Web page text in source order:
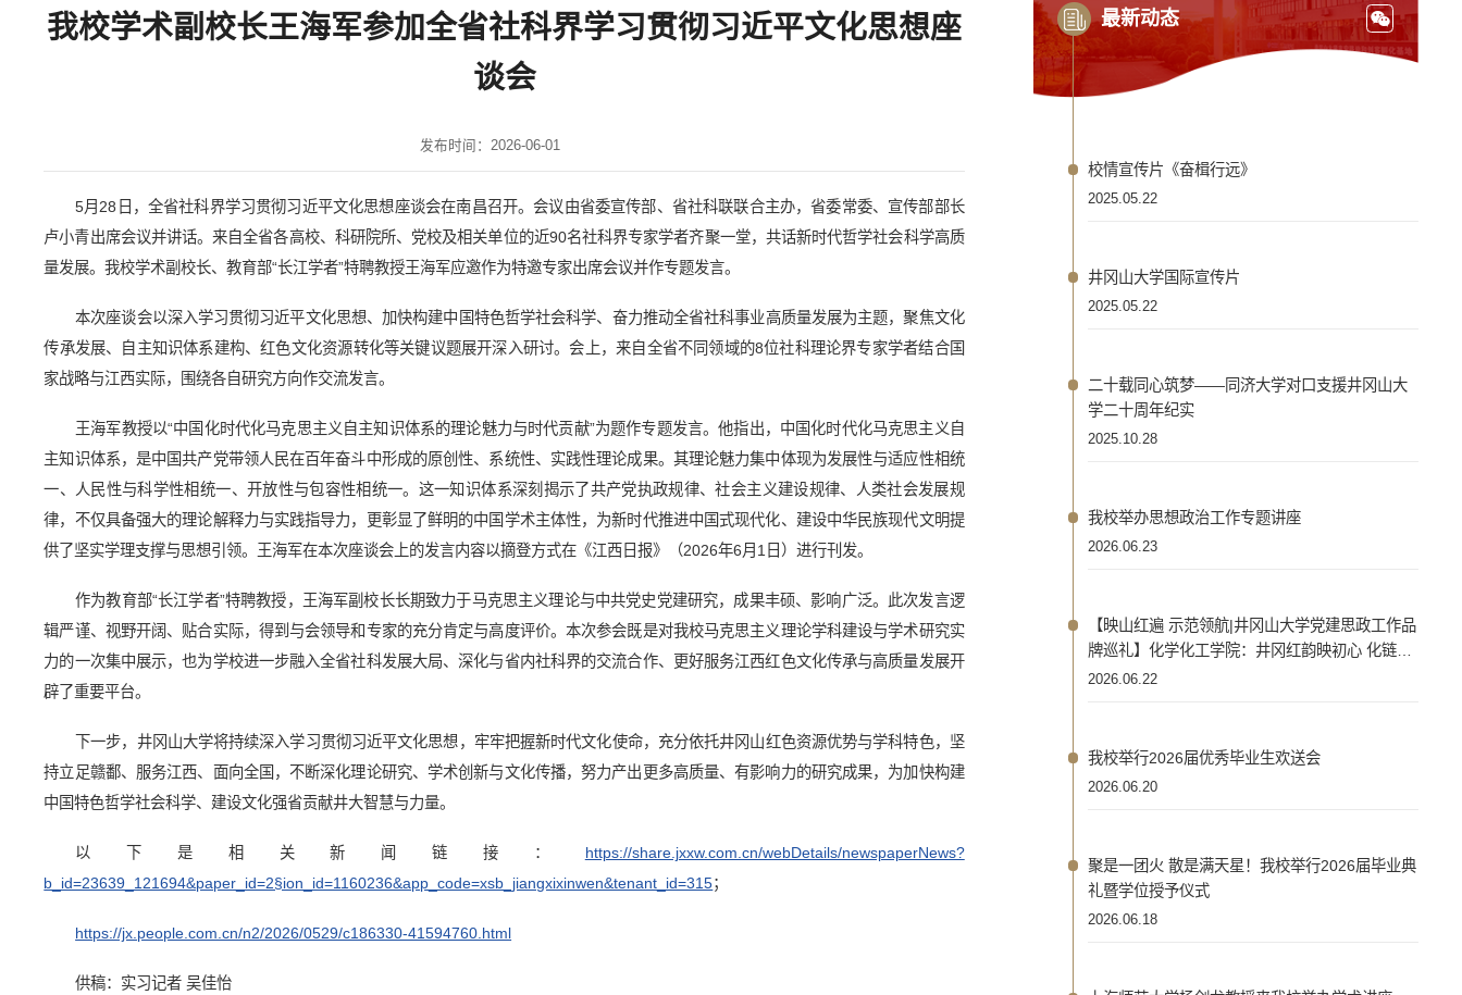
我校学术副校长王海军参加全省社科界学习贯彻习近平文化思想座
谈会
发布时间：2026-06-01
5月28日，全省社科界学习贯彻习近平文化思想座谈会在南昌召开。会议由省委宣传部、省社科联联合主办，省委常委、宣传部部长
卢小青出席会议并讲话。来自全省各高校、科研院所、党校及相关单位的近90名社科界专家学者齐聚一堂，共话新时代哲学社会科学高质
量发展。我校学术副校长、教育部“长江学者”特聘教授王海军应邀作为特邀专家出席会议并作专题发言。
本次座谈会以深入学习贯彻习近平文化思想、加快构建中国特色哲学社会科学、奋力推动全省社科事业高质量发展为主题，聚焦文化
传承发展、自主知识体系建构、红色文化资源转化等关键议题展开深入研讨。会上，来自全省不同领域的8位社科理论界专家学者结合国
家战略与江西实际，围绕各自研究方向作交流发言。
王海军教授以“中国化时代化马克思主义自主知识体系的理论魅力与时代贡献”为题作专题发言。他指出，中国化时代化马克思主义自
主知识体系，是中国共产党带领人民在百年奋斗中形成的原创性、系统性、实践性理论成果。其理论魅力集中体现为发展性与适应性相统
一、人民性与科学性相统一、开放性与包容性相统一。这一知识体系深刻揭示了共产党执政规律、社会主义建设规律、人类社会发展规
律，不仅具备强大的理论解释力与实践指导力，更彰显了鲜明的中国学术主体性，为新时代推进中国式现代化、建设中华民族现代文明提
供了坚实学理支撑与思想引领。王海军在本次座谈会上的发言内容以摘登方式在《江西日报》（2026年6月1日）进行刊发。
作为教育部“长江学者”特聘教授，王海军副校长长期致力于马克思主义理论与中共党史党建研究，成果丰硕、影响广泛。此次发言逻
辑严谨、视野开阔、贴合实际，得到与会领导和专家的充分肯定与高度评价。本次参会既是对我校马克思主义理论学科建设与学术研究实
力的一次集中展示，也为学校进一步融入全省社科发展大局、深化与省内社科界的交流合作、更好服务江西红色文化传承与高质量发展开
辟了重要平台。
下一步，井冈山大学将持续深入学习贯彻习近平文化思想，牢牢把握新时代文化使命，充分依托井冈山红色资源优势与学科特色，坚
持立足赣鄱、服务江西、面向全国，不断深化理论研究、学术创新与文化传播，努力产出更多高质量、有影响力的研究成果，为加快构建
中国特色哲学社会科学、建设文化强省贡献井大智慧与力量。
以下是相关新闻链接： https://share.jxxw.com.cn/webDetails/newspaperNews?
b_id=23639_121694&paper_id=2§ion_id=1160236&app_code=xsb_jiangxixinwen&tenant_id=315；
https://jx.people.com.cn/n2/2026/0529/c186330-41594760.html
供稿：实习记者 吴佳怡
最新动态
校情宣传片《奋楫行远》
2025.05.22
井冈山大学国际宣传片
2025.05.22
二十载同心筑梦——同济大学对口支援井冈山大
学二十周年纪实
2025.10.28
我校举办思想政治工作专题讲座
2026.06.23
【映山红遍 示范领航|井冈山大学党建思政工作品
牌巡礼】化学化工学院：井冈红韵映初心 化链先
锋担使命
2026.06.22
我校举行2026届优秀毕业生欢送会
2026.06.20
聚是一团火 散是满天星！我校举行2026届毕业典
礼暨学位授予仪式
2026.06.18